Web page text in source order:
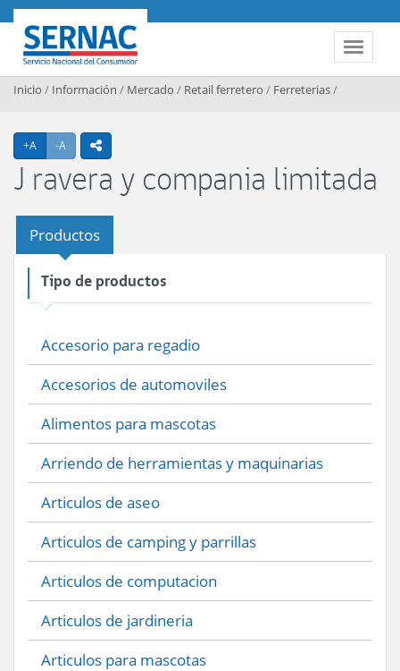
Contenido principal
Toggle
SERNAC
Inicio / Información / Mercado / Retail ferretero / Ferreterias/
+A Agrandar texto
-A Achicar textoicono compartir
J ravera y compania limitada
Productos
Tipo de productos
Accesorio para regadio
Accesorios de automoviles
Alimentos para mascotas
Arriendo de herramientas y maquinarias
Articulos de aseo
Articulos de camping y parrillas
Articulos de computacion
Articulos de jardineria
Articulos para mascotas